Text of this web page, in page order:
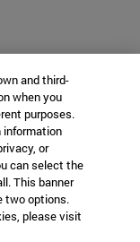
and third-
when you
purposes.
information
or
can select the
This banner
two options.
please visit